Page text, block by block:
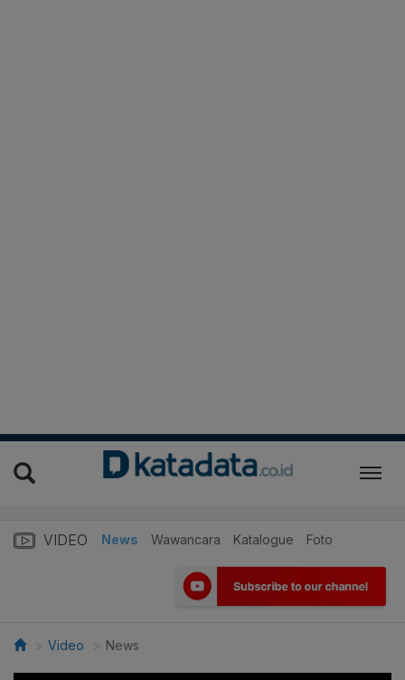
VIDEO News Wawancara Katalogue Foto
Video News